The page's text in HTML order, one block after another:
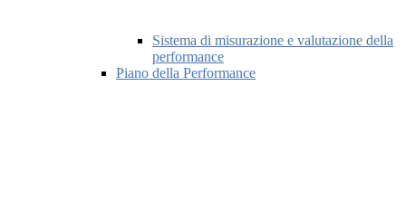
Sistema di misurazione e valutazione della
performance
Piano della Performance